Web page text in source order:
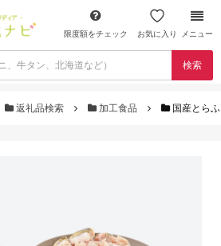
限度額をチェック お気に入り メニュー
検索
返礼品検索 加工食品 国産とら